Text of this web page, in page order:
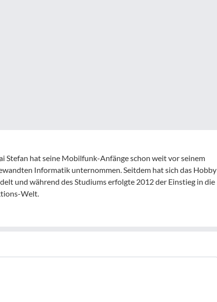
Stefan hat seine Mobilfunk-Anfänge schon weit vor seinem
Informatik unternommen. Seitdem hat sich das Hobby
und während des Studiums erfolgte 2012 der Einstieg in die
Welt.